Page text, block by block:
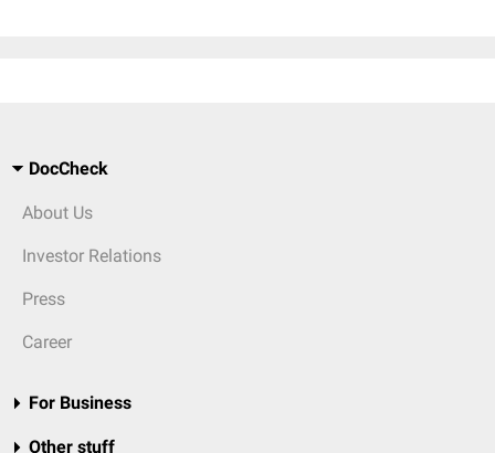
DocCheck
About Us
Investor Relations
Press
Career
For Business
Other stuff